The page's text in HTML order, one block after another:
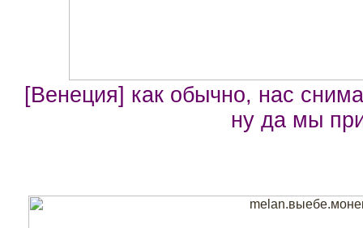
[Венеция] как обычно, нас
ну да мы